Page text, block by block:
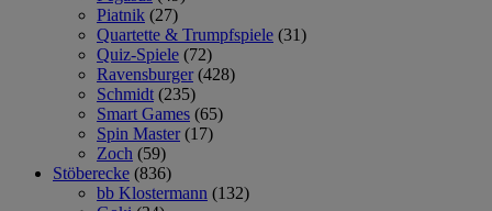
Piatnik (27)
Quartette & Trumpfspiele (31)
Quiz-Spiele (72)
Ravensburger (428)
Schmidt (235)
Smart Games (65)
Spin Master (17)
Zoch (59)
Stöberecke (836)
bb Klostermann (132)